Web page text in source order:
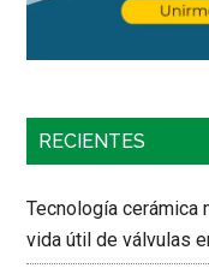
RECIENTES
Tecnología cerámica
vida útil de válvulas